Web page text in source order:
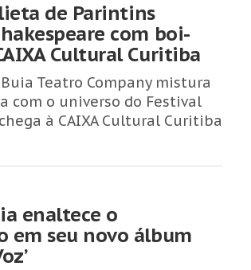
de Parintins
com boi-
Cultural Curitiba
Teatro Company mistura
com o universo do Festival
à CAIXA Cultural Curitiba
enaltece o
em seu novo álbum